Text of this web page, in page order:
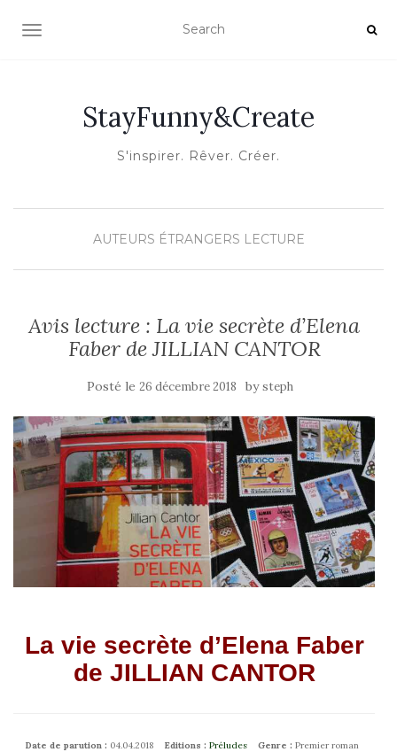
OUVRIR/FERMER LA NAVIGATION
StayFunny&Create
S'inspirer. Rêver. Créer.
AUTEURS ÉTRANGERS LECTURE
Avis lecture : La vie secrète d’Elena
Faber de JILLIAN CANTOR
Posté le 26 décembre 2018 bysteph
La vie secrète d’Elena Faber
de JILLIAN CANTOR
Date de parution : 04.04.2018 Editions : Préludes Genre : Premier roman